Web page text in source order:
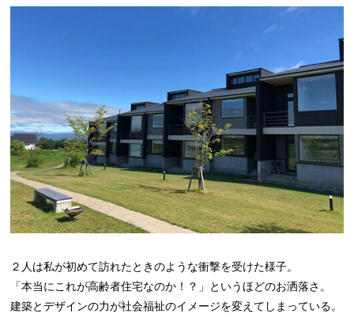
２人は私が初めて訪れたときのような衝撃を受けた様子。
「本当にこれが高齢者住宅なのか！？」というほどのお洒落さ。
建築とデザインの力が社会福祉のイメージを変えてしまっている。